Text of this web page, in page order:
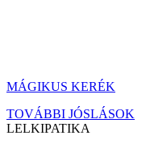
MÁGIKUS KERÉK
TOVÁBBI JÓSLÁSOK
LELKIPATIKA